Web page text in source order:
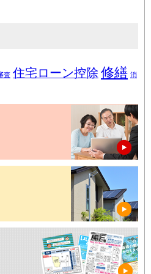
査 住宅ローン控除 修繕 消